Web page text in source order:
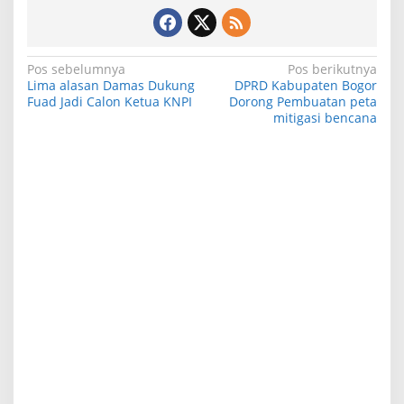
N
a
Pos sebelumnya
Lima alasan Damas Dukung
Fuad Jadi Calon Ketua KNPI
Pos berikutnya
DPRD Kabupaten Bogor
Dorong Pembuatan peta
mitigasi bencana